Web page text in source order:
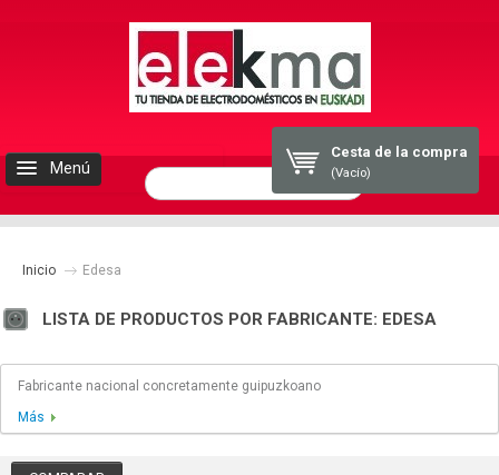
Cesta de la compra
(Vacío)
Menú
INICIO
ELEKMA
ELECTRODOMESTICOS
BLOG
Inicio Edesa
LISTA DE PRODUCTOS POR FABRICANTE: EDESA
Fabricante nacional concretamente guipuzkoano
Más